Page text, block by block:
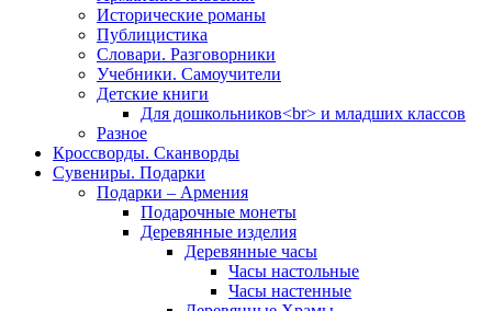
Исторические романы
Публицистика
Словари. Разговорники
Учебники. Самоучители
Детские книги
Для дошкольников<br> и младших классов
Разное
Кроссворды. Сканворды
Сувениры. Подарки
Подарки – Армения
Подарочные монеты
Деревянные изделия
Деревянные часы
Часы настольные
Часы настенные